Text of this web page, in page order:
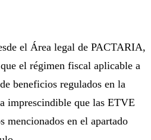
el Área legal de PACTARIA,
el régimen fiscal aplicable a
beneficios regulados en la
imprescindible que las ETVE
mencionados en el apartado